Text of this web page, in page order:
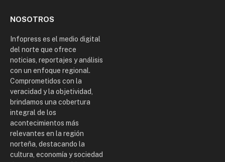
NOSOTROS
Infopress es el medio digital
del norte que ofrece
noticias, reportajes y análisis
con un enfoque regional.
Comprometidos con la
veracidad y la objetividad,
brindamos una cobertura
integral de los
acontecimientos más
relevantes en la región
norteña, destacando la
cultura, economía y sociedad